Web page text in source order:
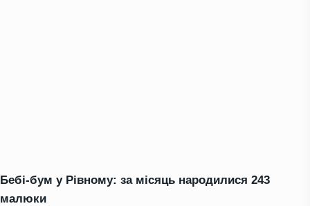
Бебі-бум у Рівному: за місяць народилися 243
малюки